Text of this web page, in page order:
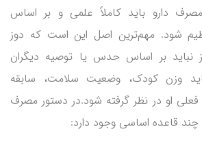
دارو باید کاملاً علمی و بر اساس
شود. مهم‌ترین اصل این است که دوز
نباید بر اساس حدس یا توصیه دیگران
وزن کودک، وضعیت سلامت، سابقه
او در نظر گرفته شود.در دستور مصرف
چند قاعده اساسی وجود دارد: